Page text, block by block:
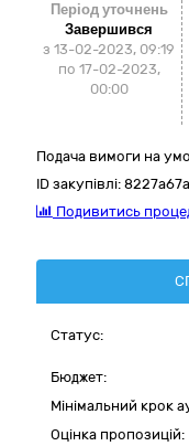
Період уточнень
Завершився
з 13-02-2023, 09:19
по 17-02-2023,
00:00
Подача вимоги на
ID закупівлі:
Подивитись
Статус:
Бюджет:
Мінімальний крок
Оцінка пропозицій: